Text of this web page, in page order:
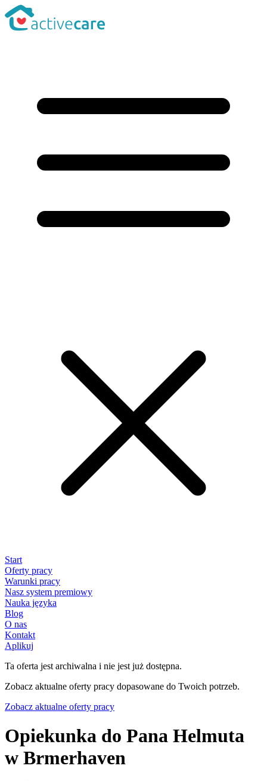
Start
Oferty pracy
Warunki pracy
Nasz system premiowy
Nauka języka
Blog
O nas
Kontakt
Aplikuj
Ta oferta jest archiwalna i nie jest już dostępna.
Zobacz aktualne oferty pracy dopasowane do Twoich potrzeb.
Zobacz aktualne oferty pracy
Opiekunka do Pana Helmuta
w Brmerhaven